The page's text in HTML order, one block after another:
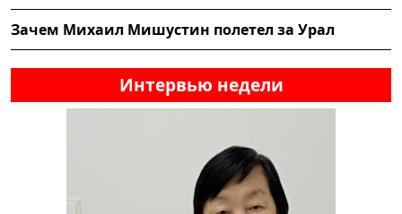
Зачем Михаил Мишустин полетел за Урал
Интервью недели